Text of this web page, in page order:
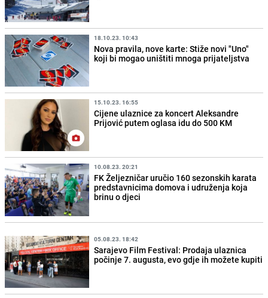
18.10.23. 10:43
Nova pravila, nove karte: Stiže novi "Uno"
koji bi mogao uništiti mnoga prijateljstva
15.10.23. 16:55
Cijene ulaznice za koncert Aleksandre
Prijović putem oglasa idu do 500 KM
10.08.23. 20:21
FK Željezničar uručio 160 sezonskih karata
predstavnicima domova i udruženja koja
brinu o djeci
05.08.23. 18:42
Sarajevo Film Festival: Prodaja ulaznica
počinje 7. augusta, evo gdje ih možete kupiti